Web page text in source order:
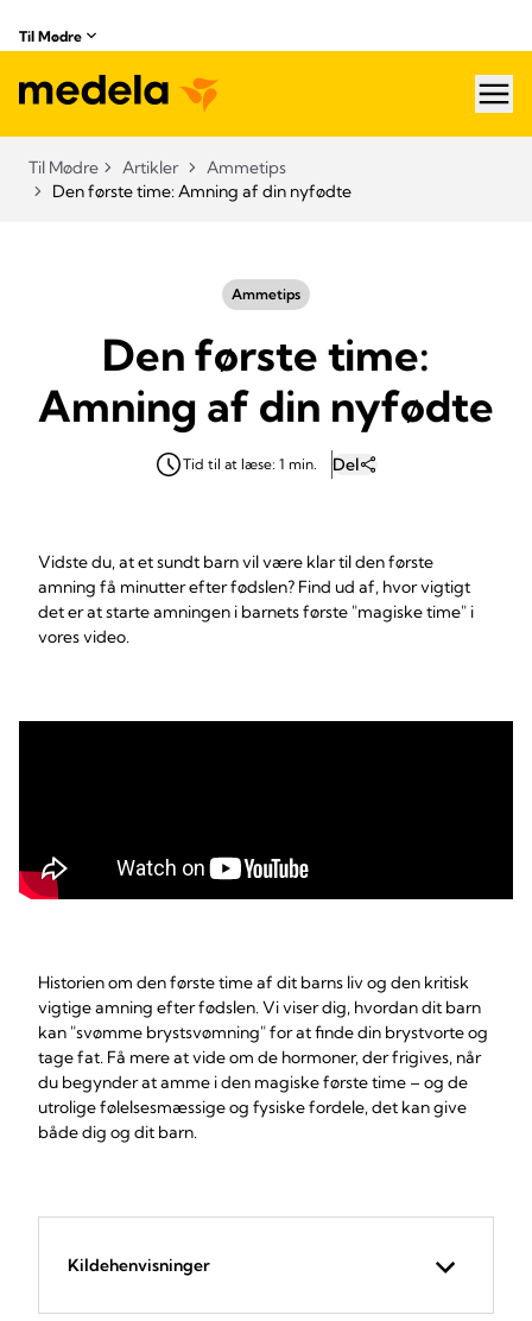
Til Mødre
Til Mødre Artikler
Ammetips
Den første time: Amning af din nyfødte
Ammetips
Den første time:
Amning af din nyfødte
Tid til at læse: 1 min. Del
Vidste du, at et sundt barn vil være klar til den første
amning få minutter efter fødslen? Find ud af, hvor vigtigt
det er at starte amningen i barnets første "magiske time" i
vores video.
Historien om den første time af dit barns liv og den kritisk
vigtige amning efter fødslen. Vi viser dig, hvordan dit barn
kan "svømme brystsvømning" for at finde din brystvorte og
tage fat. Få mere at vide om de hormoner, der frigives, når
du begynder at amme i den magiske første time – og de
utrolige følelsesmæssige og fysiske fordele, det kan give
både dig og dit barn.
Kildehenvisninger